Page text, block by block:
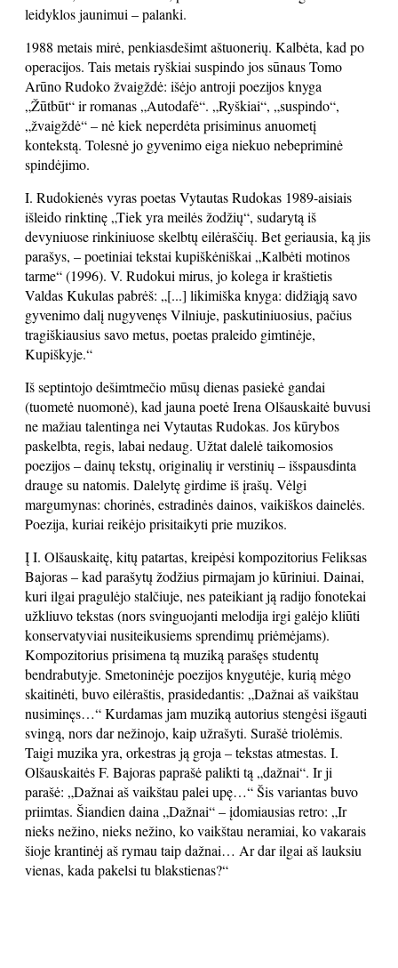
leidyklos jaunimui – palanki.
1988 metais mirė, penkiasdešimt aštuonerių. Kalbėta, kad po
operacijos. Tais metais ryškiai suspindo jos sūnaus Tomo
Arūno Rudoko žvaigždė: išėjo antroji poezijos knyga
„Žūtbūt“ ir romanas „Autodafė“. „Ryškiai“, „suspindo“,
„žvaigždė“ – nė kiek neperdėta prisiminus anuometį
kontekstą. Tolesnė jo gyvenimo eiga niekuo nebepriminė
spindėjimo.
I. Rudokienės vyras poetas Vytautas Rudokas 1989-aisiais
išleido rinktinę „Tiek yra meilės žodžių“, sudarytą iš
devyniuose rinkiniuose skelbtų eilėraščių. Bet geriausia, ką jis
parašys, – poetiniai tekstai kupiškėniškai „Kalbėti motinos
tarme“ (1996). V. Rudokui mirus, jo kolega ir kraštietis
Valdas Kukulas pabrėš: „[...] likimiška knyga: didžiąją savo
gyvenimo dalį nugyvenęs Vilniuje, paskutiniuosius, pačius
tragiškiausius savo metus, poetas praleido gimtinėje,
Kupiškyje.“
Iš septintojo dešimtmečio mūsų dienas pasiekė gandai
(tuometė nuomonė), kad jauna poetė Irena Olšauskaitė buvusi
ne mažiau talentinga nei Vytautas Rudokas. Jos kūrybos
paskelbta, regis, labai nedaug. Užtat dalelė taikomosios
poezijos – dainų tekstų, originalių ir verstinių – išspausdinta
drauge su natomis. Dalelytę girdime iš įrašų. Vėlgi
margumynas: chorinės, estradinės dainos, vaikiškos dainelės.
Poezija, kuriai reikėjo prisitaikyti prie muzikos.
Į I. Olšauskaitę, kitų patartas, kreipėsi kompozitorius Feliksas
Bajoras – kad parašytų žodžius pirmajam jo kūriniui. Dainai,
kuri ilgai pragulėjo stalčiuje, nes pateikiant ją radijo fonotekai
užkliuvo tekstas (nors svinguojanti melodija irgi galėjo kliūti
konservatyviai nusiteikusiems sprendimų priėmėjams).
Kompozitorius prisimena tą muziką parašęs studentų
bendrabutyje. Smetoninėje poezijos knygutėje, kurią mėgo
skaitinėti, buvo eilėraštis, prasidedantis: „Dažnai aš vaikštau
nusiminęs…“ Kurdamas jam muziką autorius stengėsi išgauti
svingą, nors dar nežinojo, kaip užrašyti. Surašė triolėmis.
Taigi muzika yra, orkestras ją groja – tekstas atmestas. I.
Olšauskaitės F. Bajoras paprašė palikti tą „dažnai“. Ir ji
parašė: „Dažnai aš vaikštau palei upę…“ Šis variantas buvo
priimtas. Šiandien daina „Dažnai“ – įdomiausias retro: „Ir
nieks nežino, nieks nežino, ko vaikštau neramiai, ko vakarais
šioje krantinėj aš rymau taip dažnai… Ar dar ilgai aš lauksiu
vienas, kada pakelsi tu blakstienas?“